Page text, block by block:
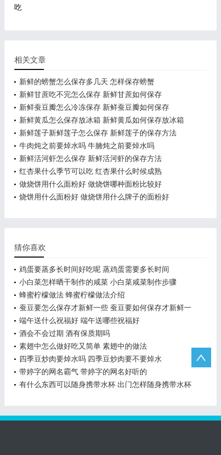
吃
相关文章
新鲜的螃蟹怎么保存多几天 怎样保存螃蟹
新鲜甘蔗吃不完怎么保存 新鲜甘蔗如何保存
新鲜蚕豆瓣怎么冷冻保存 新鲜蚕豆瓣如何保存
新鲜黄瓜怎么保存放冰箱 新鲜黄瓜如何保存放冰箱
新鲜莲子新鲜莲子怎么保存 新鲜莲子的保存方法
牛肉炖之前要焯水吗 牛腩炖之前要焯水吗
新鲜活河虾怎么保存 新鲜活河虾的保存方法
红杏果什么季节可以吃 红杏果什么时候成熟
做烧饼用什么面粉好 做烧饼哪种面粉比较好
烧饼用什么面粉好 做烧饼用什么牌子的面粉好
猜你喜欢
鸡蛋要蒸多长时间好吃呢 蒸鸡蛋需要多长时间
小白菜怎样晒干制作的咸菜 小白菜咸菜制作步骤
蜂蜜柠檬做法 蜂蜜柠檬做法介绍
蚕豆要怎么保存才新鲜一些 蚕豆要如何保存才新鲜一
些
端午送什么祝福好 端午送哪些祝福好
酒会不会过期 酒有保质期吗
素翅中怎么做好吃又简单 素翅中的做法
四季豆炒肉要焯水吗 四季豆炒肉要不要焯水
带婷字的网名霸气 带婷字的网名好听的
有什么东西可以随身携带水杯 出门怎样随身携带水杯